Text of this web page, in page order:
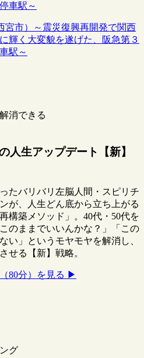
宮市）～震災復興再開発で関西
輝く大変貌を遂げた、阪急第３
駅～
消できる
人生アップデート【新】
たバリバリ左脳人間・スピリチ
が、人生どん底から立ち上がる
構築メソッド」。40代・50代を
のままでいいんかな？」「この
い」というモヤモヤを解消し、
せる【新】戦略。
80分）を見る ▶
グ